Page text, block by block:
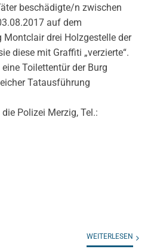
beschädigte/n zwischen
auf dem
Montclair drei Holzgestelle der
diese mit Graffiti „verzierte“.
Toilettentür der Burg
Tatausführung
Polizei Merzig, Tel.:
WEITERLESEN